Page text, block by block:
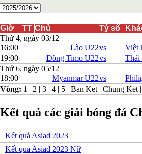
Bắc
Bỉ
Croatia
Estonia
Georgia
Hungary
Hy Lạp
Ireland
Israel
Latvia
Giờ TT Chủ Tỷ số
Thứ 4, ngày 03/12
16:00
Lào U22vs
Việt
19:00
Đông Timo U22vs
Thái
Thứ 6, ngày 05/12
18:00
Myanmar U22vs
Vòng: 1 | 2 | 3 | 4 | 5 | Ban Ket | Chung Ket |
Kết quả các giải bóng đá
Kết quả Asiad 2023
Kết quả Asiad 2023 Nữ